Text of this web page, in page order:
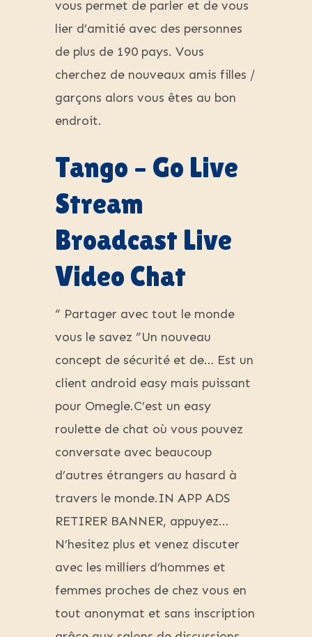
vous permet de parler et de vous
lier d’amitié avec des personnes
de plus de 190 pays. Vous
cherchez de nouveaux amis filles /
garçons alors vous êtes au bon
endroit.
Tango – Go Live
Stream
Broadcast Live
Video Chat
“ Partager avec tout le monde
vous le savez ”Un nouveau
concept de sécurité et de… Est un
client android easy mais puissant
pour Omegle.C’est un easy
roulette de chat où vous pouvez
conversate avec beaucoup
d’autres étrangers au hasard à
travers le monde.IN APP ADS
RETIRER BANNER, appuyez…
N’hesitez plus et venez discuter
avec les milliers d’hommes et
femmes proches de chez vous en
tout anonymat et sans inscription